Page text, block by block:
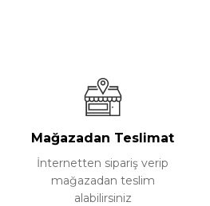
Mağazadan Teslimat
İnternetten sipariş verip
mağazadan teslim
alabilirsiniz